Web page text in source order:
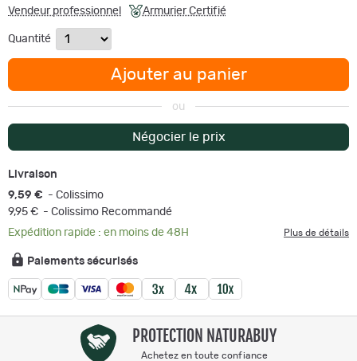
Vendeur professionnel Armurier Certifié
Quantité
Ajouter au panier
ou
Négocier le prix
Livraison
9,59 € - Colissimo
9,95 € - Colissimo Recommandé
Expédition rapide : en moins de 48H
Plus de détails
Paiements sécurisés
PROTECTION NATURABUY
Achetez en toute confiance